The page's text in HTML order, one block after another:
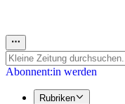
Abonnent:in werden
Rubriken